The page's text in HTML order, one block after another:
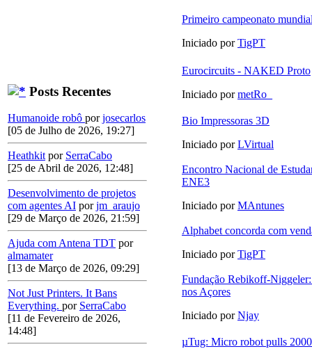
Posts Recentes
Humanoide robô porjosecarlos
[05 de Julho de 2026, 19:27]
Heathkit por SerraCabo
[25 de Abril de 2026, 12:48]
Desenvolvimento de projetos
com agentes AI porjm_araujo
[29 de Março de 2026, 21:59]
Ajuda com Antena TDT por
almamater
[13 de Março de 2026, 09:29]
Not Just Printers. It Bans
Everything. por SerraCabo
[11 de Fevereiro de 2026,
14:48]
Primeiro campeonato
Iniciado porTigPT
Eurocircuits - NAKED Proto
Iniciado pormetRo_
Bio Impressoras 3D
Iniciado porLVirtual
Encontro Nacional de
ENE3
Iniciado porMAntunes
Alphabet concorda com
Iniciado porTigPT
Fundação Rebikoff-
nos Açores
Iniciado porNjay
µTug: Micro robot pulls